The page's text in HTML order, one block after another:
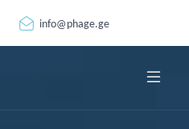
info@phage.ge